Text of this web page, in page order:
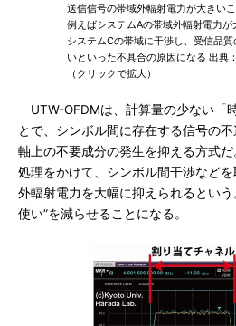
送信信号の帯域外輻射電力が大きい
例えばシステムAの帯域外輻射電力
システムCの帯域に干渉し、受信品
いといった不具合の原因になる 出典
（クリックで拡大）
UTW-OFDMは、計算量の少ない「
とで、シンボル間に存在する信号の
軸上の不要成分の発生を抑える方式
処理をかけて、シンボル間干渉など
外輻射電力を大幅に抑えられるとい
使い”を減らせることになる。